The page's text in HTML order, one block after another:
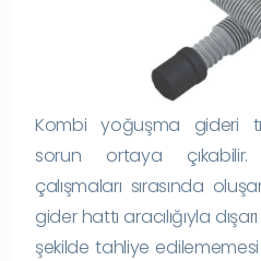
Kombi yoğuşma gideri
sorun ortaya çıkabilir.
çalışmaları sırasında
gider hattı aracılığıyla
şekilde tahliye